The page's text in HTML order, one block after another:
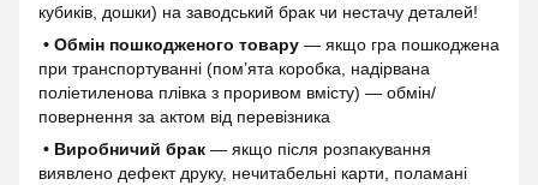
кубиків, дошки) на заводський брак чи нестачу деталей!
• Обмін пошкодженого товару — якщо гра пошкоджена
при транспортуванні (пом’ята коробка, надірвана
поліетиленова плівка з проривом вмісту) — обмін/
повернення за актом від перевізника
• Виробничий брак — якщо після розпакування
виявлено дефект друку, нечитабельні карти, поламані